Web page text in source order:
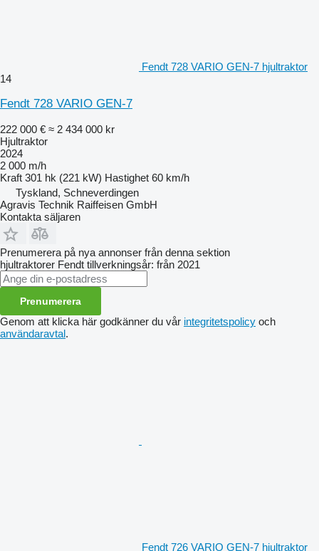
Fendt 728 VARIO GEN-7 hjultraktor
14
Fendt 728 VARIO GEN-7
222 000 € ≈ 2 434 000 kr
Hjultraktor
2024
2 000 m/h
Kraft 301 hk (221 kW) Hastighet 60 km/h
Tyskland, Schneverdingen
Agravis Technik Raiffeisen GmbH
Kontakta säljaren
Prenumerera på nya annonser från denna sektion
hjultraktorer Fendt tillverkningsår: från 2021
Prenumerera
Genom att klicka här godkänner du vår integritetspolicy och
användaravtal.
Fendt 726 VARIO GEN-7 hjultraktor